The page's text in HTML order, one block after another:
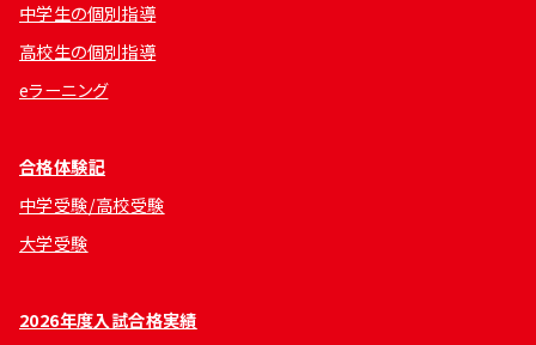
中学生の個別指導
高校生の個別指導
eラーニング
合格体験記
中学受験/高校受験
大学受験
2026年度入試合格実績